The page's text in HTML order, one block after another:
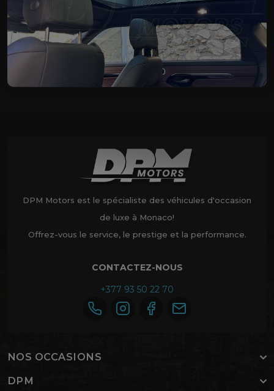
DPM Motors est le spécialiste des véhicules d'occasion
de luxe à Monaco!
Offrez-vous le service, le prestige et la performance.
CONTACTEZ-NOUS
+377 93 50 22 70
NOS OCCASIONS
DPM